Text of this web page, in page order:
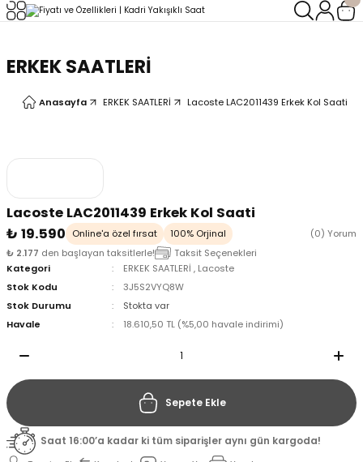
ERKEK SAATLERİ
Anasayfa ERKEK SAATLERİ Lacoste LAC2011439 Erkek Kol Saati
Lacoste LAC2011439 Erkek Kol Saati
₺ 19.590
Online'a özel fırsat 100% Orjinal
(0) Yorum
₺ 2.177 den başlayan taksitlerle!
Taksit Seçenekleri
Kategori
ERKEK SAATLERİ , Lacoste
Stok Kodu
3J5S2VYQ8W
Stok Durumu
Stokta var
Havale
18.610,50 TL (%5,00 havale indirimi)
Sepete Ekle
Saat 16:00’a kadar ki tüm siparişler aynı gün kargoda!
Geri Dön
Geri Dön